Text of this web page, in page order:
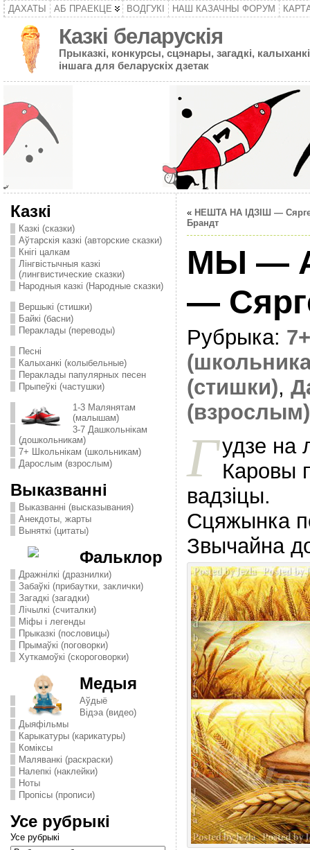
ДАХАТЫ АБ ПРАЕКЦЕ ВОДГУКІ НАШ КАЗАЧНЫ ФОРУМ
Казкі беларускія
Прыказкі, конкурсы, сцэнары, загадкі,
іншага для беларускіх дзетак
Казкі
Казкі (сказки)
Аўтарскія казкі (авторские сказки)
Кнігі цалкам
Лінгвістычныя казкі
(лингвистические сказки)
Народныя казкі (Народные сказки)
Вершыкі (стишки)
Байкі (басни)
Пераклады (переводы)
Песні
Калыханкі (колыбельные)
Пераклады папулярных песен
Прыпеўкі (частушки)
1-3 Малянятам
(малышам)
3-7 Дашкольнікам
(дошкольникам)
7+ Школьнікам (школьникам)
Дарослым (взрослым)
Выказванні
Выказванні (высказывания)
Анекдоты, жарты
Выняткі (цитаты)
Фальклор
Дражнілкі (дразнилки)
Забаўкі (прибаутки, заклички)
Загадкі (загадки)
Лічылкі (считалки)
Міфы і легенды
Прыказкі (пословицы)
Прымаўкі (поговорки)
Хуткамоўкі (скороговорки)
Медыя
Аўдыё
Відэа (видео)
Дыяфільмы
Карыкатуры (карикатуры)
Комiксы
Маляванкі (раскраски)
Налепкі (наклейки)
Ноты
Пропісы (прописи)
Усе рубрыкі
Усе рубрыкі
« НЕШТА НА IДЗIШ —
Брандт
МЫ —
—
Рубрыка:
(стишки),
(взрослым)
Гудзе на
Каровы
вадзiцы.
Сцяжынка
Звычайна